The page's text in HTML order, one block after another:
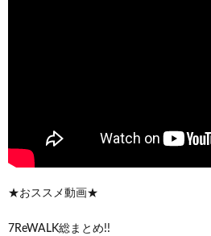
★おススメ動画★
7ReWALK総まとめ!!